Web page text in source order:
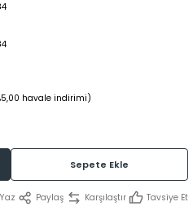
havale indirimi)
Sepete Ekle
Paylaş Karşılaştır Tavsiye Et